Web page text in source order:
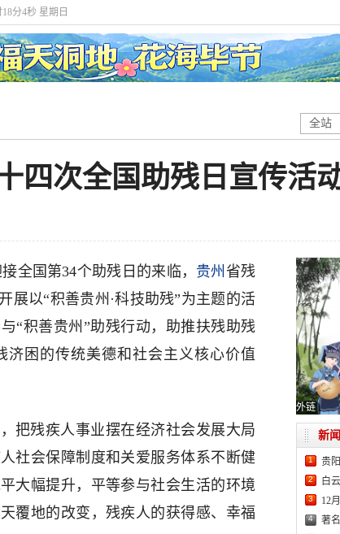
分4秒 星期日
全站
四次全国助残日宣传活
全国第34个助残日的来临， 贵州 省残
展以“积善贵州·科技助残”为主题的活
“积善贵州”助残行动，助推扶残助残
困的传统美德和社会主义核心价值
把残疾人事业摆在经济社会发展大局
社会保障制度和关爱服务体系不断健
大幅提升，平等参与社会生活的环境
覆地的改变，残疾人的获得感、幸福
外链
新
1 贵
2 白
3 12
4 著